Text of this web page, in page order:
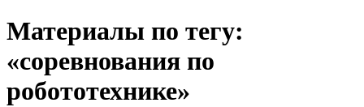
Материалы по тегу:
«соревнования по
робототехнике»